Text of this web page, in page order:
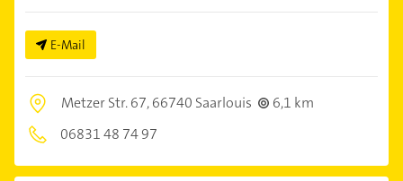
E-Mail
Metzer Str. 67,66740 Saarlouis
6,1 km
06831 48 74 97